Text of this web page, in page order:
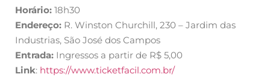
Horário: 18h30
Endereço: R. Winston Churchill, 230 – Jardim das
Industrias, São José dos Campos
Entrada: Ingressos a partir de R$ 5,00
Link: https://www.ticketfacil.com.br/